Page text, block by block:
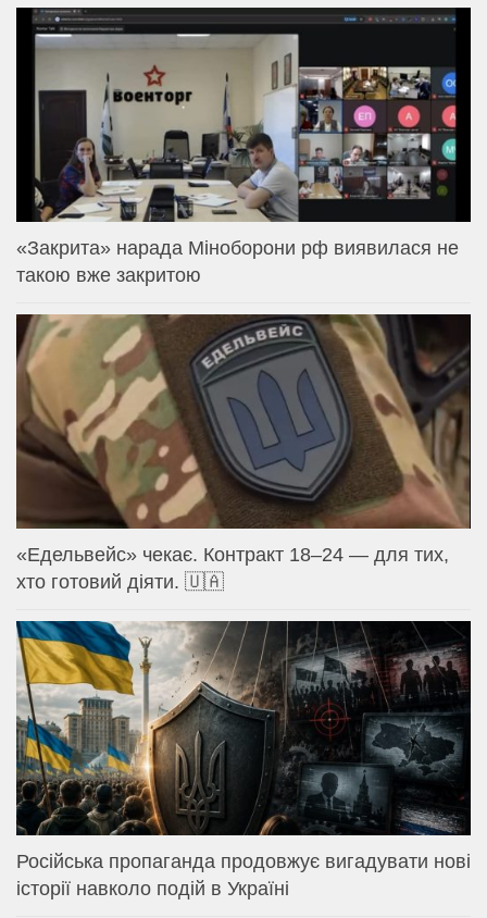
«Закрита» нарада Міноборони рф виявилася не
такою вже закритою
«Едельвейс» чекає. Контракт 18–24 — для тих,
хто готовий діяти. 🇺🇦
Російська пропаганда продовжує вигадувати нові
історії навколо подій в Україні